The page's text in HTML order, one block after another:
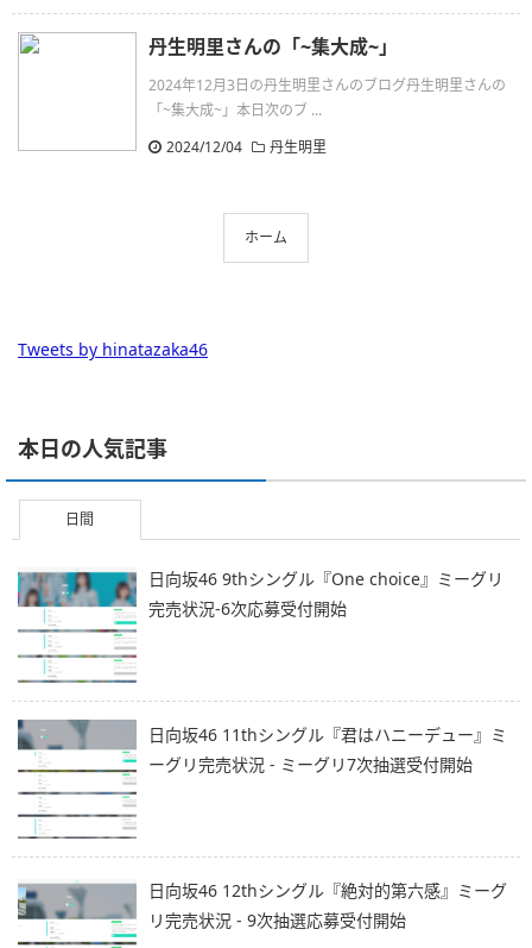
丹生明里さんの「~集大成~」
2024年12月3日の丹生明里さんのブログ丹生明里さんの
「~集大成~」本日次のブ ...
2024/12/04
丹生明里
ホーム
Tweets by hinatazaka46
本日の人気記事
日間
日向坂46 9thシングル『One choice』ミーグリ
完売状況-6次応募受付開始
日向坂46 11thシングル『君はハニーデュー』ミ
ーグリ完売状況 - ミーグリ7次抽選受付開始
日向坂46 12thシングル『絶対的第六感』ミーグ
リ完売状況 - 9次抽選応募受付開始